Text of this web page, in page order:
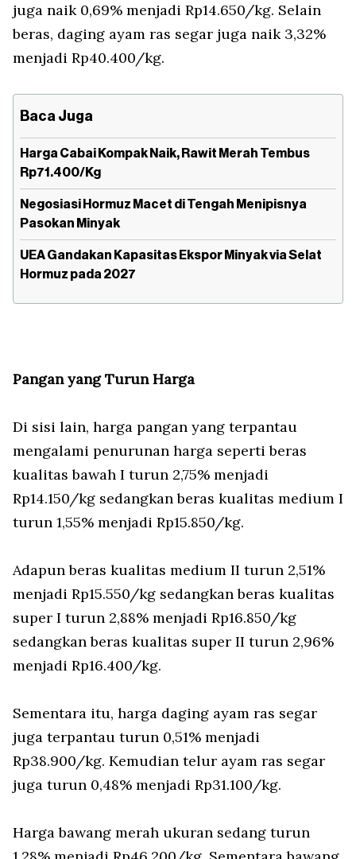
juga naik 0,69% menjadi Rp14.650/kg. Selain
beras, daging ayam ras segar juga naik 3,32%
menjadi Rp40.400/kg.
Baca Juga
Harga Cabai Kompak Naik, Rawit Merah Tembus
Rp71.400/Kg
Negosiasi Hormuz Macet di Tengah Menipisnya
Pasokan Minyak
UEA Gandakan Kapasitas Ekspor Minyak via Selat
Hormuz pada 2027
Pangan yang Turun Harga
Di sisi lain, harga pangan yang terpantau
mengalami penurunan harga seperti beras
kualitas bawah I turun 2,75% menjadi
Rp14.150/kg sedangkan beras kualitas medium I
turun 1,55% menjadi Rp15.850/kg.
Adapun beras kualitas medium II turun 2,51%
menjadi Rp15.550/kg sedangkan beras kualitas
super I turun 2,88% menjadi Rp16.850/kg
sedangkan beras kualitas super II turun 2,96%
menjadi Rp16.400/kg.
Sementara itu, harga daging ayam ras segar
juga terpantau turun 0,51% menjadi
Rp38.900/kg. Kemudian telur ayam ras segar
juga turun 0,48% menjadi Rp31.100/kg.
Harga bawang merah ukuran sedang turun